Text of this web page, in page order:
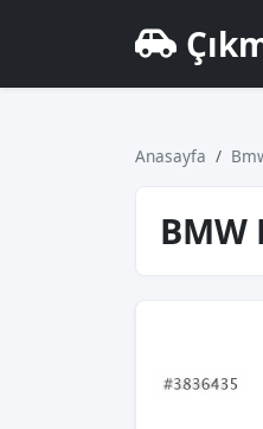
Anasayfa
BMW